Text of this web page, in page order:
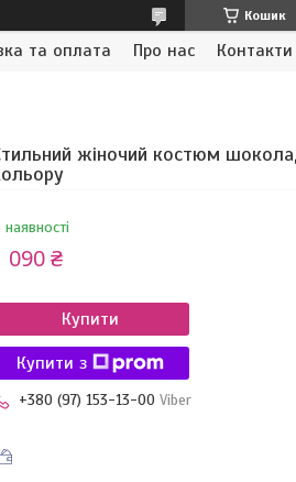
Кошик
та оплата Про нас Контакти
жіночий костюм
наявності
090 ₴
Купити
Купити з
+380 (97) 153-13-00 Viber